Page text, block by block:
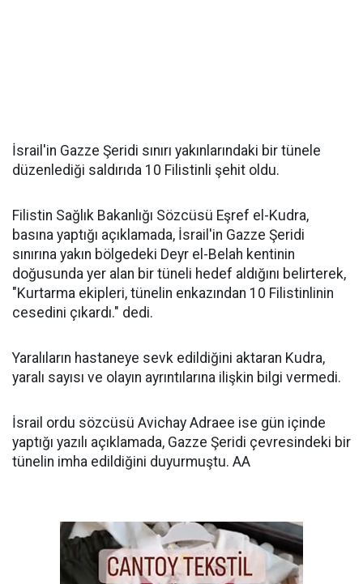
İsrail'in Gazze Şeridi sınırı yakınlarındaki bir tünele
düzenlediği saldırıda 10 Filistinli şehit oldu.
Filistin Sağlık Bakanlığı Sözcüsü Eşref el-Kudra,
basına yaptığı açıklamada, İsrail'in Gazze Şeridi
sınırına yakın bölgedeki Deyr el-Belah kentinin
doğusunda yer alan bir tüneli hedef aldığını belirterek,
"Kurtarma ekipleri, tünelin enkazından 10 Filistinlinin
cesedini çıkardı." dedi.
Yaralıların hastaneye sevk edildiğini aktaran Kudra,
yaralı sayısı ve olayın ayrıntılarına ilişkin bilgi vermedi.
İsrail ordu sözcüsü Avichay Adraee ise gün içinde
yaptığı yazılı açıklamada, Gazze Şeridi çevresindeki bir
tünelin imha edildiğini duyurmuştu. AA